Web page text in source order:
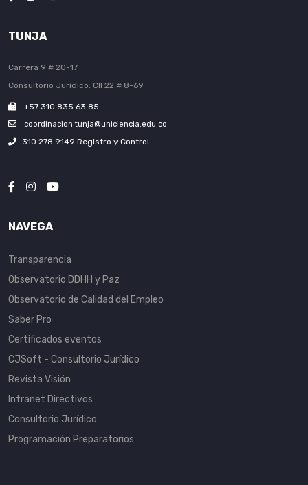
TUNJA
Carrera 9 # 20-17
Consultorio Jurídico: Cll 22 # 8-69
+57 310 835 63 85
coordinacion.tunja@uniciencia.edu.co
310 278 9149 Registro y Control
NAVEGA
Transparencia
Observatorio DDHH y Paz
Observatorio de Calidad del Empleo
Saber Pro
Certificados eventos
CJSoft - Consultorio Jurídico
Revista Visión
Intranet Directivos
Consultorio Jurídico
Programación Preparatorios